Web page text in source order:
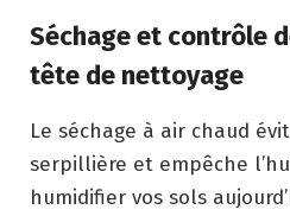
Séchage et contrôle
tête de nettoyage
Le séchage à air chaud
serpillière et empêche
humidifier vos sols